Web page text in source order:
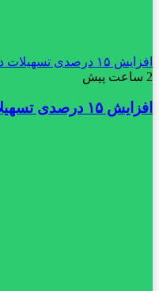
افزایش ۱۵ درصدی تسهیلات دانشجویی
2 ساعت پیش
افزایش ۱۵ درصدی تسهیلات دانشجویی